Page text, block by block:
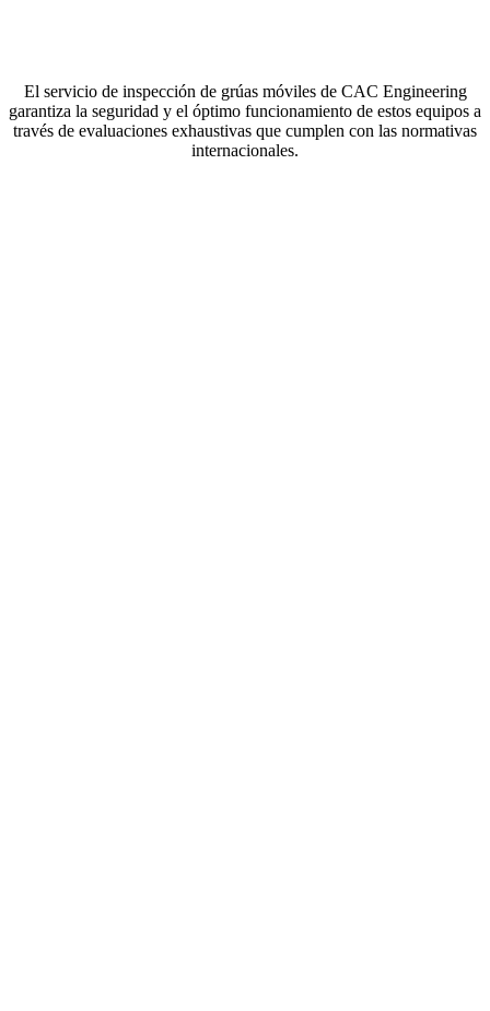
El servicio de inspección de grúas móviles de CAC Engineering
garantiza la seguridad y el óptimo funcionamiento de estos equipos a
través de evaluaciones exhaustivas que cumplen con las normativas
internacionales.